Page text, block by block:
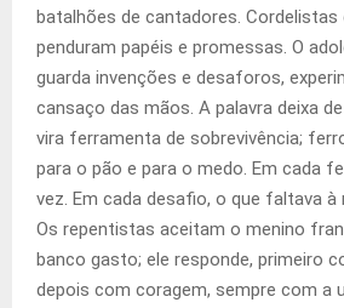
batalhões de cantadores. Cordelistas
penduram papéis e promessas. O
guarda invenções e desaforos,
cansaço das mãos. A palavra deixa
vira ferramenta de sobrevivência;
para o pão e para o medo. Em cada
vez. Em cada desafio, o que faltava
Os repentistas aceitam o menino
banco gasto; ele responde, primeiro
depois com coragem, sempre com a